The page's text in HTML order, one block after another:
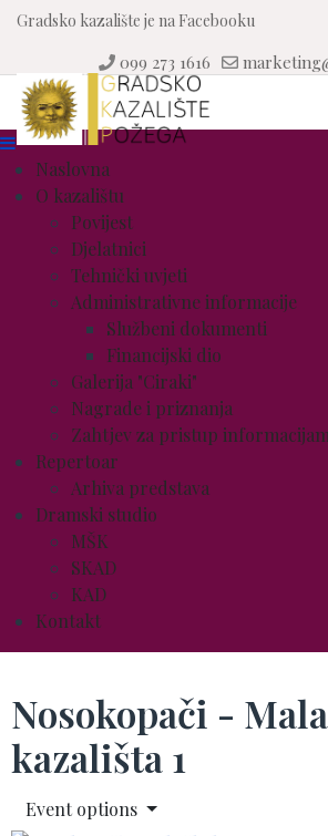
Gradsko kazalište je na Facebooku
099 273 1616
Naslovna
O kazalištu
Povijest
Djelatnici
Tehnički uvjeti
Administrativne informacije
Službeni dokumenti
Financijski dio
Galerija "Ciraki"
Nagrade i priznanja
Zahtjev za pristup
Repertoar
Arhiva predstava
Dramski studio
MŠK
SKAD
KAD
Kontakt
Nosokopači -
kazališta 1
Event options